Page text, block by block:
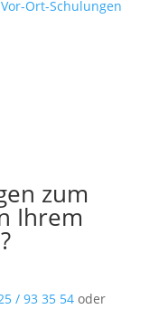
Vor-Ort-Schulungen
zum
Ihrem
/ 93 35 54 oder